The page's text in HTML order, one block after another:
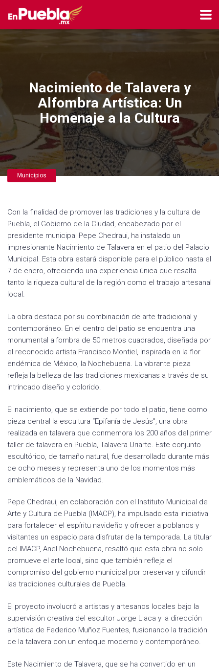
Nacimiento de Talavera y
Alfombra Artística: Un
Homenaje a la Cultura
Municipios
Con la finalidad de promover las tradiciones y la cultura de
Puebla, el Gobierno de la Ciudad, encabezado por el
presidente municipal Pepe Chedraui, ha instalado un
impresionante Nacimiento de Talavera en el patio del Palacio
Municipal. Esta obra estará disponible para el público hasta el
7 de enero, ofreciendo una experiencia única que resalta
tanto la riqueza cultural de la región como el trabajo artesanal
local.
La obra destaca por su combinación de arte tradicional y
contemporáneo. En el centro del patio se encuentra una
monumental alfombra de 50 metros cuadrados, diseñada por
el reconocido artista Francisco Montiel, inspirada en la flor
endémica de México, la Nochebuena. La vibrante pieza
refleja la belleza de las tradiciones mexicanas a través de su
intrincado diseño y colorido.
El nacimiento, que se extiende por todo el patio, tiene como
pieza central la escultura “Epifanía de Jesús”, una obra
realizada en talavera que conmemora los 200 años del primer
taller de talavera en Puebla, Talavera Uriarte. Este conjunto
escultórico, de tamaño natural, fue desarrollado durante más
de ocho meses y representa uno de los momentos más
emblemáticos de la Navidad.
Pepe Chedraui, en colaboración con el Instituto Municipal de
Arte y Cultura de Puebla (IMACP), ha impulsado esta iniciativa
para fortalecer el espíritu navideño y ofrecer a poblanos y
visitantes un espacio para disfrutar de la temporada. La titular
del IMACP, Anel Nochebuena, resaltó que esta obra no solo
promueve el arte local, sino que también refleja el
compromiso del gobierno municipal por preservar y difundir
las tradiciones culturales de Puebla.
El proyecto involucró a artistas y artesanos locales bajo la
supervisión creativa del escultor Jorge Llaca y la dirección
artística de Federico Muñoz Fuentes, fusionando la tradición
de la talavera con un enfoque moderno y contemporáneo.
Este Nacimiento de Talavera, que se ha convertido en un